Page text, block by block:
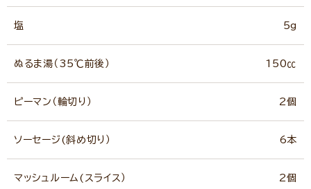
塩 5g
ぬるま湯（35℃前後） 150㏄
ピーマン（輪切り） 2個
ソーセージ(斜め切り） 6本
マッシュルーム(スライス） 2個